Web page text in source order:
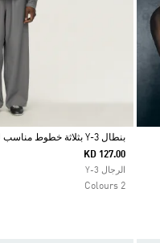
Selected
بنطال Y-3 بثلاثة خطوط مناسب للزي الرياضي
KD 127.00
الرجال Y-3
2 Colours